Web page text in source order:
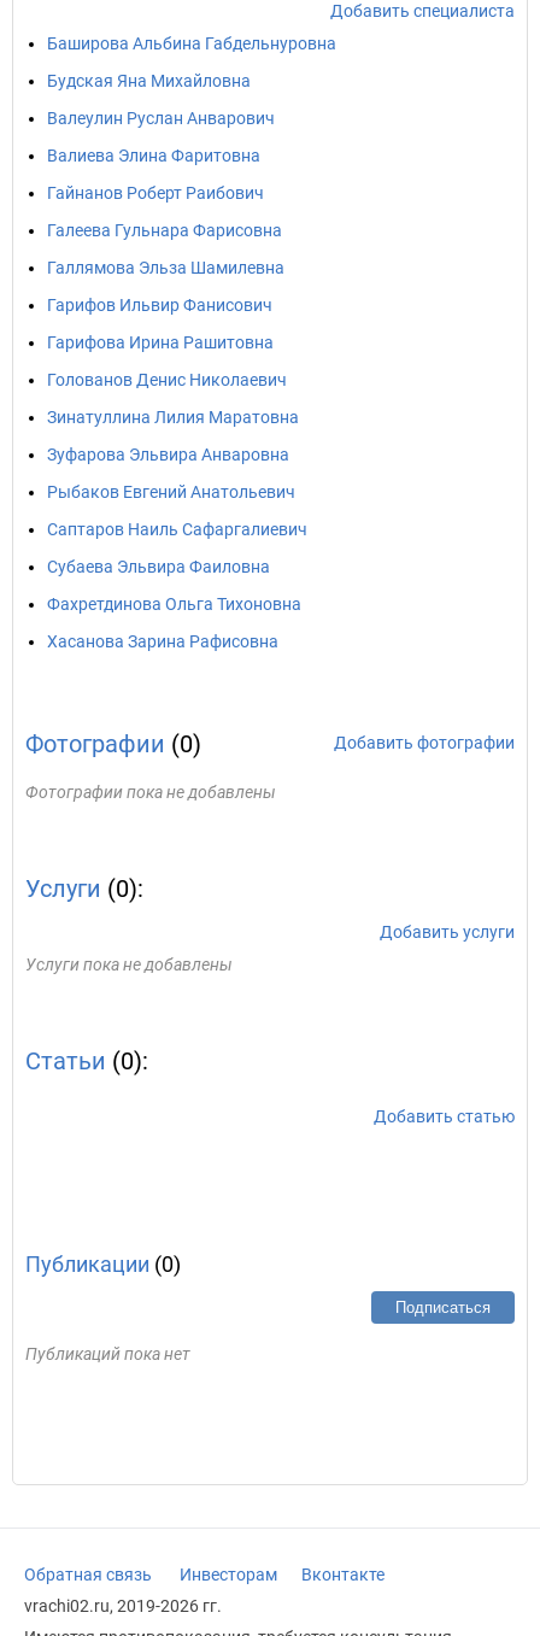
Добавить специалиста
Баширова Альбина Габдельнуровна
Будская Яна Михайловна
Валеулин Руслан Анварович
Валиева Элина Фаритовна
Гайнанов Роберт Раибович
Галеева Гульнара Фарисовна
Галлямова Эльза Шамилевна
Гарифов Ильвир Фанисович
Гарифова Ирина Рашитовна
Голованов Денис Николаевич
Зинатуллина Лилия Маратовна
Зуфарова Эльвира Анваровна
Рыбаков Евгений Анатольевич
Саптаров Наиль Сафаргалиевич
Субаева Эльвира Фаиловна
Фахретдинова Ольга Тихоновна
Хасанова Зарина Рафисовна
Фотографии (0) Добавить фотографии
Фотографии пока не добавлены
Услуги (0):
Добавить услуги
Услуги пока не добавлены
Статьи (0):
Добавить статью
Публикации (0)
Подписаться
Публикаций пока нет
Обратная связь Инвесторам
Вконтакте
vrachi02.ru, 2019-2026 гг.